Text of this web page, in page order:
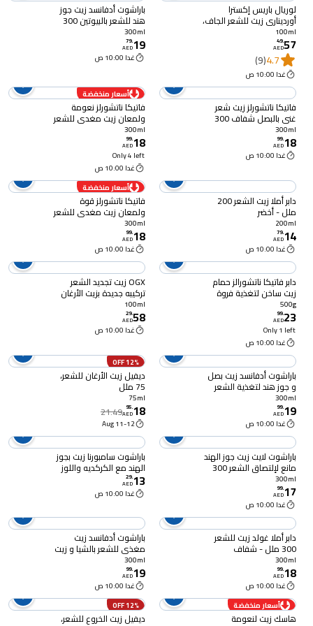
لوريال باريس إكسترا
أورديناري زيت للشعر الجاف،
100 ملل
100ml
57
.
49
AED
4.7
(9)
غدا 10:00 ص
باراشوت أدفانسد زيت جوز
هند للشعر بالبيوتين 300
ملل - شفاف
300ml
19
.
79
AED
غدا 10:00 ص
فاتيكا ناتشورلز زيت شعر
غني بالبصل شفاف 300
ملل
300ml
18
.
99
AED
غدا 10:00 ص
أسعار منخفضة
فاتيكا ناتشورلز نعومة
ولمعان زيت مغدي للشعر
باللوز 300 ملل
300ml
18
.
99
AED
Only 4 left
غدا 10:00 ص
دابر أملا زيت الشعر 200
ملل - أخضر
200ml
14
.
79
AED
غدا 10:00 ص
أسعار منخفضة
فاتيكا ناتشورلز قوة
ولمعان زيت مغدي للشعر
بالحبة السوداء 300 ملل
300ml
18
.
99
AED
غدا 10:00 ص
دابر فاتيكا ناتشورالز حمام
زيت ساخن لتغذية فروة
غرام
500g
23
.
99
AED
Only 1 left
غدا 10:00 ص
OGX زيت تجديد الشعر
تركيبه جديدة بزيت الأرغان
المغربي يتغلغل بعمق
ملل
100ml
58
.
29
AED
غدا 10:00 ص
باراشوت أدفانسد زيت بصل
و جوز هند لتغذية الشعر
300 ملل - بني
300ml
19
.
99
AED
غدا 10:00 ص
12% OFF
ديفيل زيت الأرغان للشعر،
75 ملل
75ml
18
.
95
AED
21.49
11-12 Aug
باراشوت لايت زيت جوز الهند
مانع لإلتصاق الشعر 300
ملل
300ml
17
.
99
AED
غدا 10:00 ص
باراشوت سامبورنا زيت بجوز
الهند مع الكركديه واللوز
لشعر قوي وكثيف
13
.
29
AED
غدا 10:00 ص
دابر أملا غولد زيت للشعر
300 ملل - شفاف
300ml
18
.
99
AED
غدا 10:00 ص
باراشوت أدفانسد زيت
مغذي للشعر بالشيا و زيت
الأرغان 300 ملل - ذهبي
300ml
19
.
99
AED
غدا 10:00 ص
أسعار منخفضة
هاسك زيت لنعومة
12% OFF
ديفيل زيت الخروع للشعر،